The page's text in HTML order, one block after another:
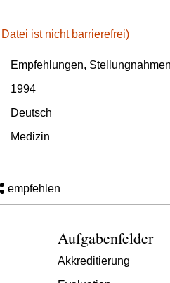
ist nicht barrierefrei)
Empfehlungen,
1994
Deutsch
Medizin
empfehlen
Aufgabenfelder
Akkreditierung